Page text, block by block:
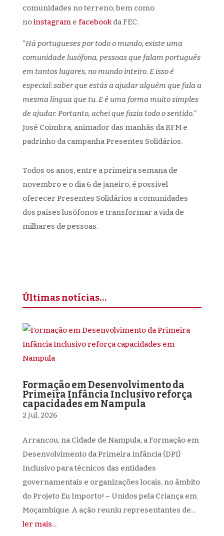
comunidades no terreno, bem como
noinstagrame facebookda FEC.
“Há portugueses por todo o mundo, existe uma
comunidade lusófona, pessoas que falam português
em tantos lugares, no mundo inteiro. E isso é
especial: saber que estás a ajudar alguém que fala a
mesma língua que tu. E é uma forma muito simples
de ajudar. Portanto, achei que fazia todo o sentido.”
José Coimbra, animador das manhãs da RFM e
padrinho da campanha Presentes Solidários.
Todos os anos, entre a primeira semana de
novembro e o dia 6 de janeiro, é possível
oferecer Presentes Solidários a comunidades
dos países lusófonos e transformar a vida de
milhares de pessoas.
Últimas notícias…
Formação em Desenvolvimento da
Primeira Infância Inclusivo reforça
capacidades em Nampula
2 Jul, 2026
Arrancou, na Cidade de Nampula, a Formação em
Desenvolvimento da Primeira Infância (DPI)
Inclusivo para técnicos das entidades
governamentais e organizações locais, no âmbito
do Projeto Eu Importo! – Unidos pela Criança em
Moçambique. A ação reuniu representantes de...
ler mais...